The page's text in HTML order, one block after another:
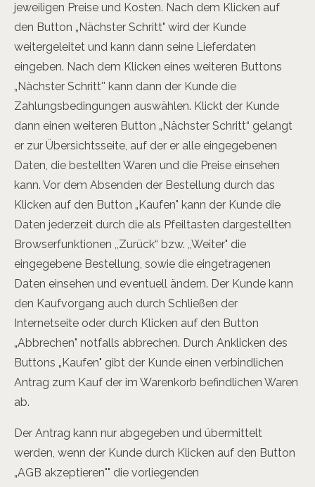
jeweiligen Preise und Kosten. Nach dem Klicken auf
den Button „Nächster Schritt" wird der Kunde
weitergeleitet und kann dann seine Lieferdaten
eingeben. Nach dem Klicken eines weiteren Buttons
„Nächster Schritt'' kann dann der Kunde die
Zahlungsbedingungen auswählen. Klickt der Kunde
dann einen weiteren Button „Nächster Schritt“ gelangt
er zur Übersichtsseite, auf der er alle eingegebenen
Daten, die bestellten Waren und die Preise einsehen
kann. Vor dem Absenden der Bestellung durch das
Klicken auf den Button „Kaufen" kann der Kunde die
Daten jederzeit durch die als Pfeiltasten dargestellten
Browserfunktionen ,,Zurück“ bzw. ,,Weiter" die
eingegebene Bestellung, sowie die eingetragenen
Daten einsehen und eventuell ändern. Der Kunde kann
den Kaufvorgang auch durch Schließen der
Internetseite oder durch Klicken auf den Button
„Abbrechen" notfalls abbrechen. Durch Anklicken des
Buttons „Kaufen" gibt der Kunde einen verbindlichen
Antrag zum Kauf der im Warenkorb befindlichen Waren
ab.
Der Antrag kann nur abgegeben und übermittelt
werden, wenn der Kunde durch Klicken auf den Button
„AGB akzeptieren"" die vorliegenden